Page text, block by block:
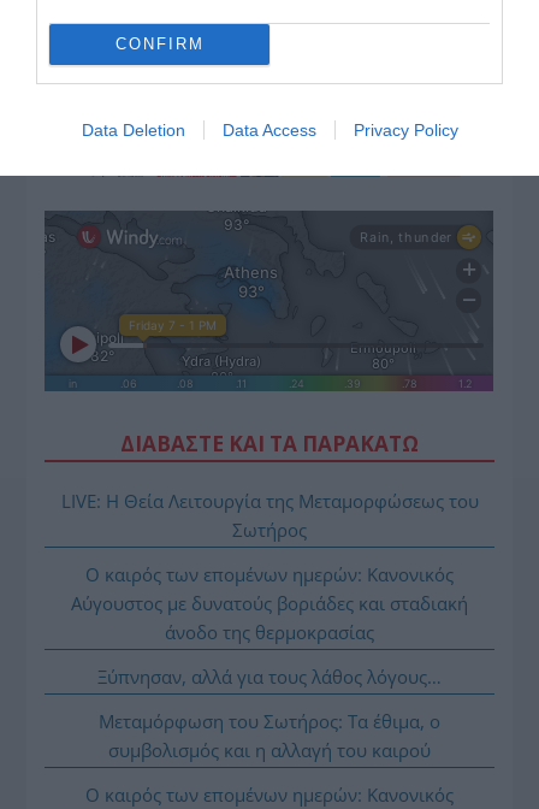
CONFIRM
Data Deletion Data Access Privacy Policy
ΔΙΑΒΑΣΤΕ ΚΑΙ ΤΑ ΠΑΡΑΚΑΤΩ
LIVE: Η Θεία Λειτουργία της Μεταμορφώσεως του
Σωτήρος
Ο καιρός των επομένων ημερών: Κανονικός
Αύγουστος με δυνατούς βοριάδες και σταδιακή
άνοδο της θερμοκρασίας
Ξύπνησαν, αλλά για τους λάθος λόγους…
Μεταμόρφωση του Σωτήρος: Τα έθιμα, ο
συμβολισμός και η αλλαγή του καιρού
Ο καιρός των επομένων ημερών: Κανονικός